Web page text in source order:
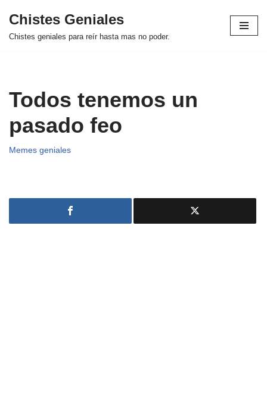
Saltar
Chistes Geniales
Chistes geniales para reír hasta mas no poder.
Todos tenemos un
pasado feo
Memes geniales